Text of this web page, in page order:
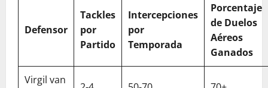
Defensor
Tackles
por
Partido
Intercepciones
por
Temporada
Porcentaje
de Duelos
Aéreos
Ganados
Virgil van